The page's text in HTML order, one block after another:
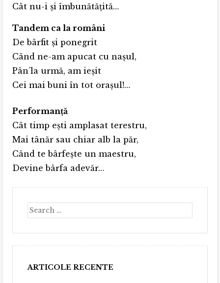
Cât nu-i și îmbunătățită…
Tandem ca la români
De bârfit și ponegrit
Când ne-am apucat cu nașul,
Pân´la urmă, am ieșit
Cei mai buni în tot orașul!…
Performanță
Cât timp ești amplasat terestru,
Mai tânăr sau chiar alb la păr,
Când te bârfește un maestru,
Devine bârfa adevăr…
Search
ARTICOLE RECENTE